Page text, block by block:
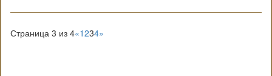
Страница 3 из 4«1234»